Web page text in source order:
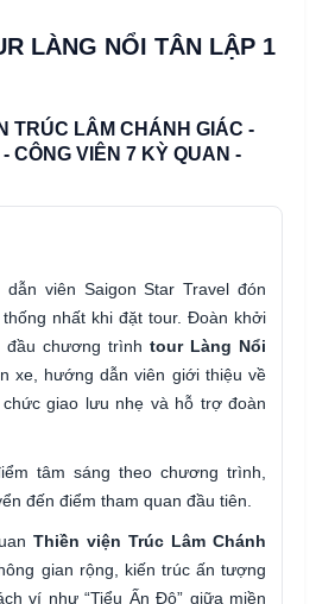
LÀNG NỔI TÂN LẬP 1
TRÚC LÂM CHÁNH GIÁC -
CÔNG VIÊN 7 KỲ QUAN -
viên Saigon Star Travel đón
nhất khi đặt tour. Đoàn khởi
đầu chương trình tour Làng Nổi
xe, hướng dẫn viên giới thiệu về
giao lưu nhẹ và hỗ trợ đoàn
tâm sáng theo chương trình,
đến điểm tham quan đầu tiên.
Thiền viện Trúc Lâm Chánh
gian rộng, kiến trúc ấn tượng
ví như “Tiểu Ấn Độ” giữa miền